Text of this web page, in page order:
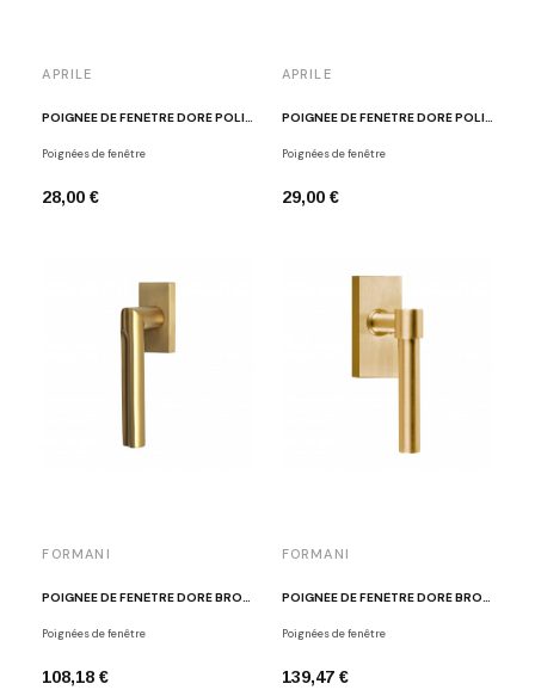
APRILE
POIGNÉE DE FENÊTRE DORÉ POLI APRILE ARABIS
Poignées de fenêtre
28,00 €
APRILE
POIGNÉE DE FENÊTRE DORÉ POLI APRILE KALMIA
Poignées de fenêtre
29,00 €
FORMANI
POIGNÉE DE FENÊTRE DORÉ BROSSÉ DR103-DK-O IM
Poignées de fenêtre
108,18 €
FORMANI
POIGNÉE DE FENÊTRE DORÉ BROSSÉ PBL15-DK IM
Poignées de fenêtre
139,47 €